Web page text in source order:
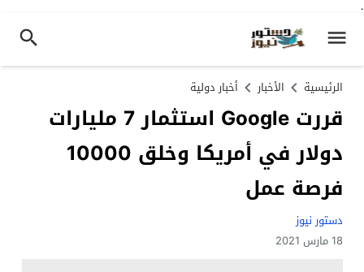
.
الرئيسية الأخبار أخبار دولية
قررت Google استثمار 7 مليارات
دولار في أمريكا وخلق 10000
فرصة عمل
دستور نيوز
18 مارس 2021